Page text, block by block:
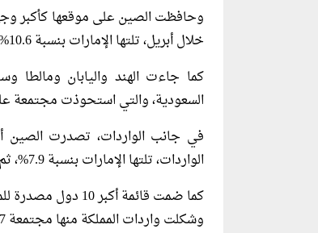
خلال أبريل، تلتها الإمارات بنسبة 10.6%، ثم كوريا الجنوبية بنسبة 9.7%.
السعودية، والتي استحوذت مجتمعة على 65.4% من إجمالي
الواردات، تلتها الإمارات بنسبة 7.9%، ثم أمريكا بنسبة 7.2%.
كما ضمت قائمة
وشكلت واردات المملكة منها مجتمعة 70.7% من إجمالي الواردات.